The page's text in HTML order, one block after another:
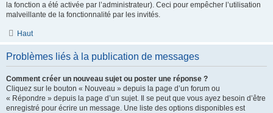
la fonction a été activée par l’administrateur). Ceci pour empêcher l’utilisation
malveillante de la fonctionnalité par les invités.
Haut
Problèmes liés à la publication de messages
Comment créer un nouveau sujet ou poster une réponse ?
Cliquez sur le bouton « Nouveau » depuis la page d’un forum ou
« Répondre » depuis la page d’un sujet. Il se peut que vous ayez besoin d’être
enregistré pour écrire un message. Une liste des options disponibles est